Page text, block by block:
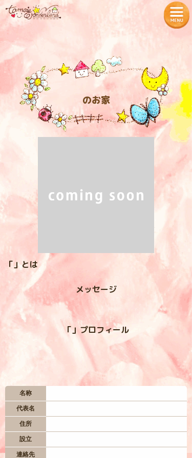
— Tamaʼs Wonderland —
TOPページ プロフィール
魔法の教室 各種商品の販売
特定商取引法に基づく表記
お問い合わせ
— 居住地区 —
四つ葉村
虹の谷
妖精の森
のお家
「」とは
メッセージ
「」プロフィール
名称
代表名
住所
設立
連絡先